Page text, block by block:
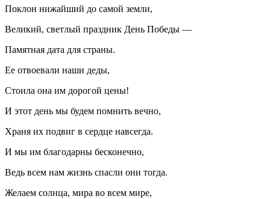
Поклон нижайший до самой земли,
Великий, светлый праздник День Победы —
Памятная дата для страны.
Ее отвоевали наши деды,
Стоила она им дорогой цены!
И этот день мы будем помнить вечно,
Храня их подвиг в сердце навсегда.
И мы им благодарны бесконечно,
Ведь всем нам жизнь спасли они тогда.
Желаем солнца, мира во всем мире,